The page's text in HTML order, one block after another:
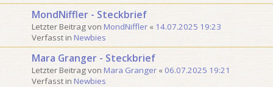
MondNiffler - Steckbrief
Letzter Beitrag von MondNiffler « 14.07.2025 19:23
Verfasst in Newbies
Mara Granger - Steckbrief
Letzter Beitrag von Mara Granger « 06.07.2025 19:21
Verfasst in Newbies